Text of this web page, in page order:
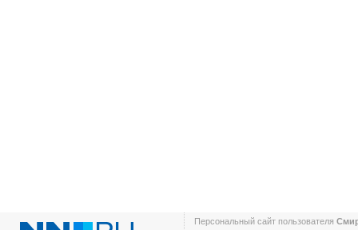
Персональный сайт пользователя